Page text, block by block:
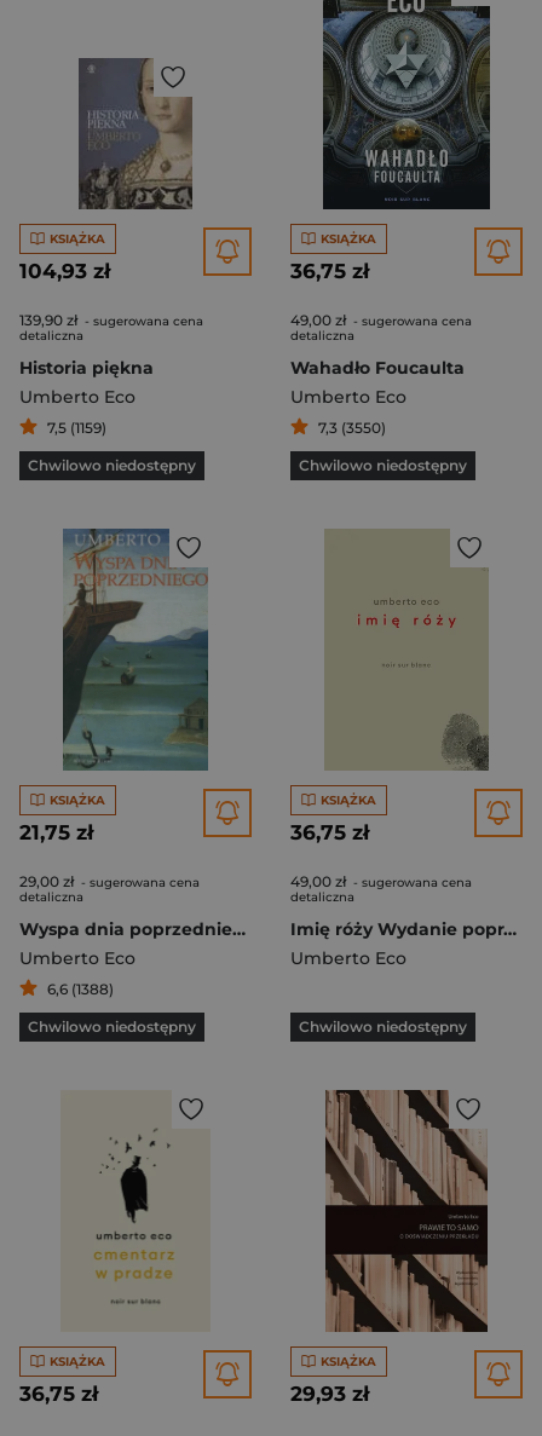
KSIĄŻKA
104,93 zł
139,90 zł - sugerowana cena
detaliczna
Historia piękna
Umberto Eco
7,5 (1159)
Chwilowo niedostępny
KSIĄŻKA
36,75 zł
49,00 zł - sugerowana cena
detaliczna
Wahadło Foucaulta
Umberto Eco
7,3 (3550)
Chwilowo niedostępny
KSIĄŻKA
21,75 zł
29,00 zł - sugerowana cena
detaliczna
Wyspa dnia poprzedniego
Umberto Eco
6,6 (1388)
Chwilowo niedostępny
KSIĄŻKA
36,75 zł
49,00 zł - sugerowana cena
detaliczna
Imię róży Wydanie poprawione przez autora Wydanie z rysunkami Autora
Umberto Eco
Chwilowo niedostępny
KSIĄŻKA
36,75 zł
KSIĄŻKA
29,93 zł